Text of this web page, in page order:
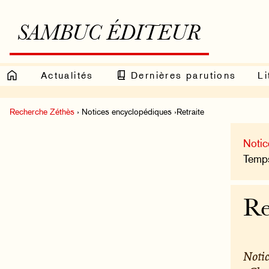
SAMBUC ÉDITEUR
Actualités Dernières parutions
Recherche Zéthès › Notices encyclopédiques ›Retraite